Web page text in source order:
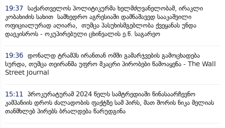
19:37 საქართველოს პოლიტიკურმა ხელმძღვანელობამ, ირაკლი
კობახიძის სახით სამხედრო აგრესიაში დამნაშავედ სააკაშვილი
ოფიციალურად აღიარა, თუმცა პასუხისმგებლობა ქვეყანას უნდა
დაეკისროს - ოკუპირებული ცხინვალის ე.წ. საგარეო
19:36 დონალდ ტრამპს ირანთან ომში გამარჯვების გამოცხადება
სურდა, თუმცა თეირანმა უფრო მკაცრი პირობები წამოაყენა - The Wall
Street Journal
15:11
პროკურატურამ 2024 წელს სამტრედიაში წინასაარჩევნო
კამპანიის დროს ძალადობის ფაქტზე სამ პირს, მათ შორის ნიკა მელიას
თანმხლებ პირებს ბრალდება წარუდგინა